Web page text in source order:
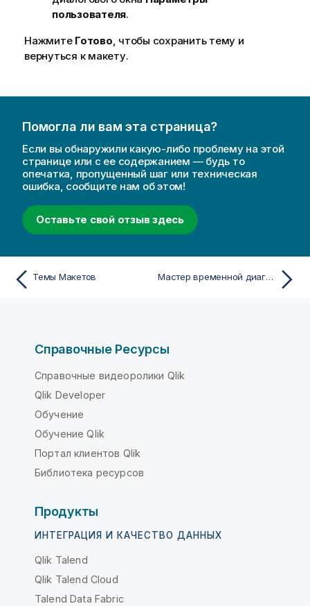
пользователя.
Нажмите Готово, чтобы сохранить тему и
вернуться к макету.
Помогла ли вам эта страница?
Если вы обнаружили какую-либо проблему на этой
странице или с ее содержанием — будь то
опечатка, пропущенный шаг или техническая
ошибка, сообщите нам об этом!
Оставьте свой отзыв здесь
Темы Макетов Мастер временной диаграммы
Справочные Ресурсы
Справочные видеоролики Qlik
Qlik Developer
Обучение
Обучение Qlik
Портал клиентов Qlik
Библиотека ресурсов
Продукты
ИНТЕГРАЦИЯ И КАЧЕСТВО ДАННЫХ
Qlik Talend
Qlik Talend Cloud
Talend Data Fabric